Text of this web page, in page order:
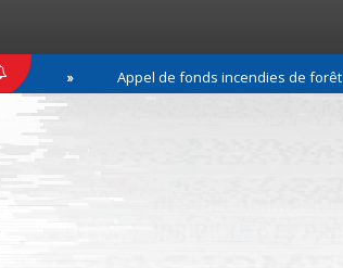
Appel de fonds incendies de forêt